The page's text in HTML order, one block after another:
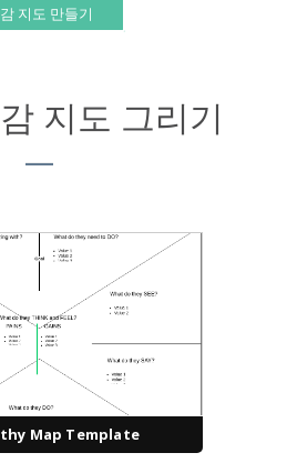
지도 만들기
지도 그리기
Map Template